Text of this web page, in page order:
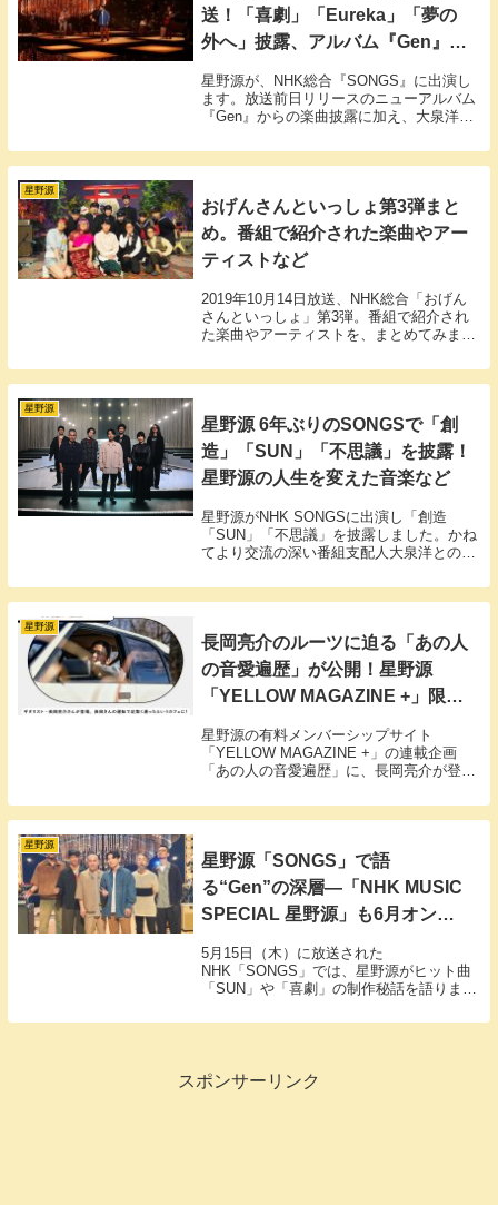
送！「喜劇」「Eureka」「夢の
外へ」披露、アルバム『Gen』制
星野源が、NHK総合『SONGS』に出演し
ます。放送前日リリースのニューアルバム
『Gen』からの楽曲披露に加え、大泉洋と
語ります。
星野源
おげんさんといっしょ第3弾まと
め。番組で紹介された楽曲やアー
ティストなど
2019年10月14日放送、NHK総合「おげん
さんといっしょ」第3弾。番組で紹介され
た楽曲やアーティストを、まとめてみまし
を改めてご堪能ください。
星野源
星野源 6年ぶりのSONGSで「創
造」「SUN」「不思議」を披露！
星野源の人生を変えた音楽など
星野源がNHK SONGSに出演し「創造
「SUN」「不思議」を披露しました。かね
てより交流の深い番組支配人大泉洋との爆
星野源
長岡亮介のルーツに迫る「あの人
の音愛遍歴」が公開！星野源
「YELLOW MAGAZINE +」限定
星野源の有料メンバーシップサイト
「YELLOW MAGAZINE +」の連載企画
「あの人の音愛遍歴」に、長岡亮介が登場
では、ドライブを楽しみながら、自身の幼
少期から大学時代までのエピソードを独
思い出、そしてファンには馴染み深い愛車
遍歴まで、現在の彼を形作った音楽的ルー
ツが詳細に語られています。
星野源
星野源「SONGS」で語
る“Gen”の深層―「NHK MUSIC
SPECIAL 星野源」も6月オンエ
5月15日（木）に放送された
NHK「SONGS」では、星野源がヒット曲
「SUN」や「喜劇」の制作秘話を語りまし
ック。
スポンサーリンク